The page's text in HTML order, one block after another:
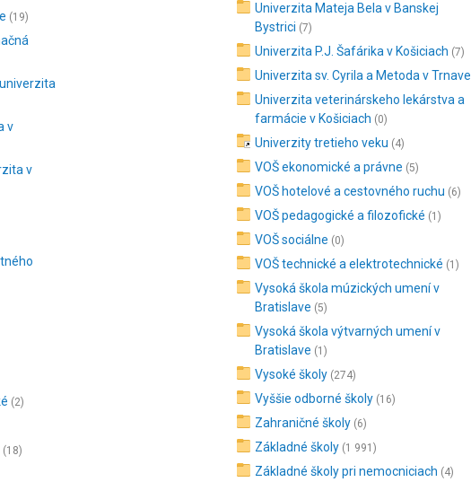
(19)
v
v
(2)
(18)
Univerzita Mateja Bela v Banskej
Bystrici (7)
Univerzita P.J. Šafárika v Košiciach (7)
Univerzita sv. Cyrila a Metoda v Trnave
Univerzita veterinárskeho lekárstva a
farmácie v Košiciach (0)
Univerzity tretieho veku (4)
VOŠ ekonomické a právne (5)
VOŠ hotelové a cestovného ruchu (6)
VOŠ pedagogické a filozofické (1)
VOŠ sociálne (0)
VOŠ technické a elektrotechnické (1)
Vysoká škola múzických umení v
Bratislave (5)
Vysoká škola výtvarných umení v
Bratislave (1)
Vysoké školy (274)
Vyššie odborné školy (16)
Zahraničné školy (6)
Základné školy (1 991)
Základné školy pri nemocniciach (4)